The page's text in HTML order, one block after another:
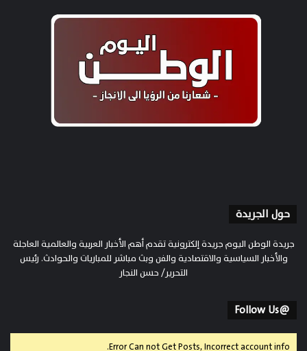
حول الجريدة
جريدة الوطن اليوم جريدة إلكترونية تقدم أهم الأخبار العربية والعالمية العاجلة
والأخبار السياسية والاقتصادية والفن وبث مباشر للمباريات والحوادث. رئيس
التحرير/ حسن النجار
@Follow Us
Error Can not Get Posts, Incorrect account info.